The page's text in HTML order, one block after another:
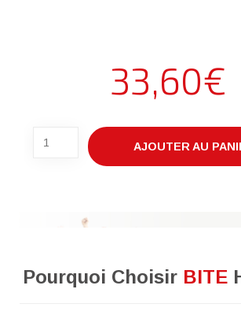
33,60€
Pourquoi Choisir BITE